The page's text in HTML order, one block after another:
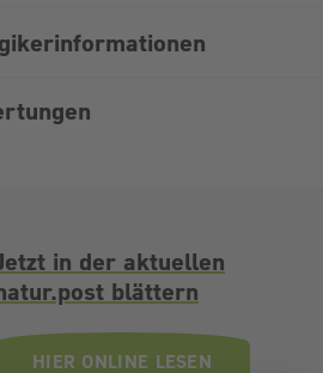
in der aktuellen
blättern
HIER ONLINE LESEN